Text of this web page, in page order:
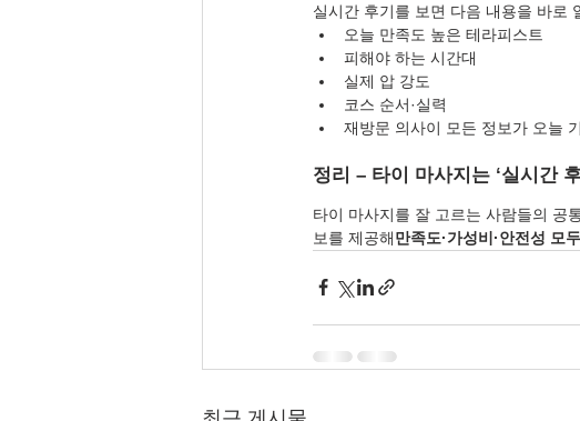
실시간 후기를 보면 다음 내용을 바로
오늘 만족도 높은 테라피스트
피해야 하는 시간대
실제 압 강도
코스 순서·실력
재방문 의사이 모든 정보가 오늘
정리 – 타이 마사지는 ‘실시간
타이 마사지를 잘 고르는 사람들의 공
보를 제공해만족도·가성비·안전성 모